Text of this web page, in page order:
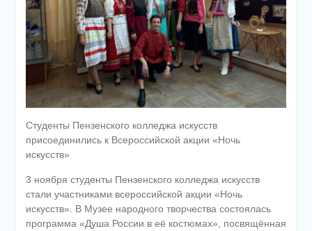
Студенты Пензенского колледжа искусств
присоединились к Всероссийской акции «Ночь
искусств»
3 ноября студенты Пензенского колледжа искусств
стали участниками всероссийской акции «Ночь
искусств». В Музее народного творчества состоялась
программа «Душа России в её костюмах», посвящённая